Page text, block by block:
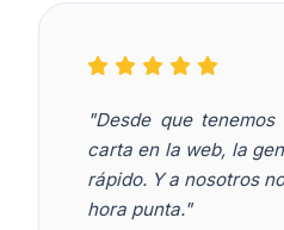
"Desde que
carta en la web, la
rápido. Y a nosotros
hora punta."